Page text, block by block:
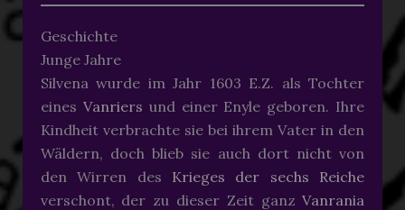
Geschichte
Junge Jahre
Silvena wurde im Jahr 1603 E.Z. als Tochter
eines Vanriers und einer Enyle geboren. Ihre
Kindheit verbrachte sie bei ihrem Vater in den
Wäldern, doch blieb sie auch dort nicht von
den Wirren des Krieges der sechs Reiche
verschont, der zu dieser Zeit ganzVanrania